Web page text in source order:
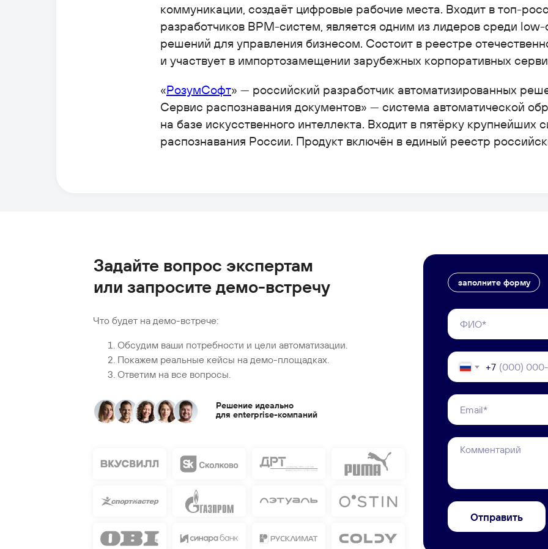
коммуникации, создаёт цифровые рабочие места. Входит в топ-
разработчиков BPM-систем, является одним из лидеров среди
решений для управления бизнесом. Состоит в реестре
и участвует в импортозамещении зарубежных корпоративных
«РозумСофт» — российский разработчик автоматизированных
Сервис распознавания документов» — система автоматической
на базе искусственного интеллекта. Входит в пятёрку крупнейших
распознавания России. Продукт включён в единый реестр
Что будет на демо-встрече:
Обсудим ваши потребности и цели автоматизации.
Покажем реальные кейсы на демо-площадках.
Ответим на все вопросы.
заполните форму
+7
Отправить
Задайте вопрос экспертам
или запросите демо-встречу
Решение идеально
для enterprise-компаний